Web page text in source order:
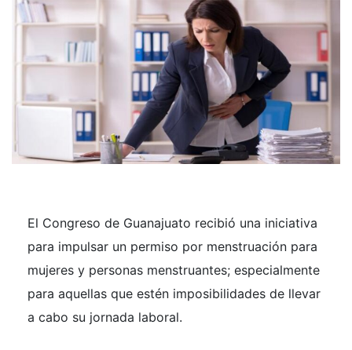
El Congreso de Guanajuato recibió una iniciativa
para impulsar un permiso por menstruación para
mujeres y personas menstruantes; especialmente
para aquellas que estén imposibilidades de llevar
a cabo su jornada laboral.